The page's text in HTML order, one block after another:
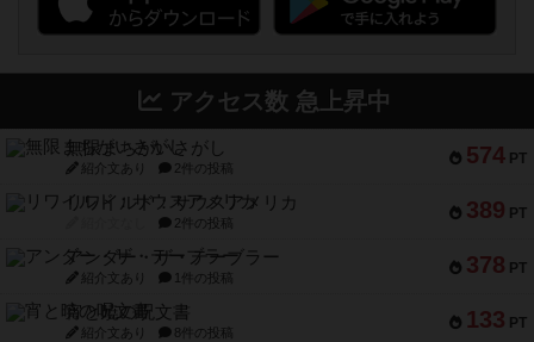
アクセス数 急上昇中
574 PT
無限まちがいさがし
紹介文あり 2件の投稿
389 PT
リワイルド：サウスアメリカ
2件の投稿
378 PT
アンダー・ザ・テーブラー
紹介文あり 1件の投稿
133 PT
宵と暁の呪文書
紹介文あり 8件の投稿